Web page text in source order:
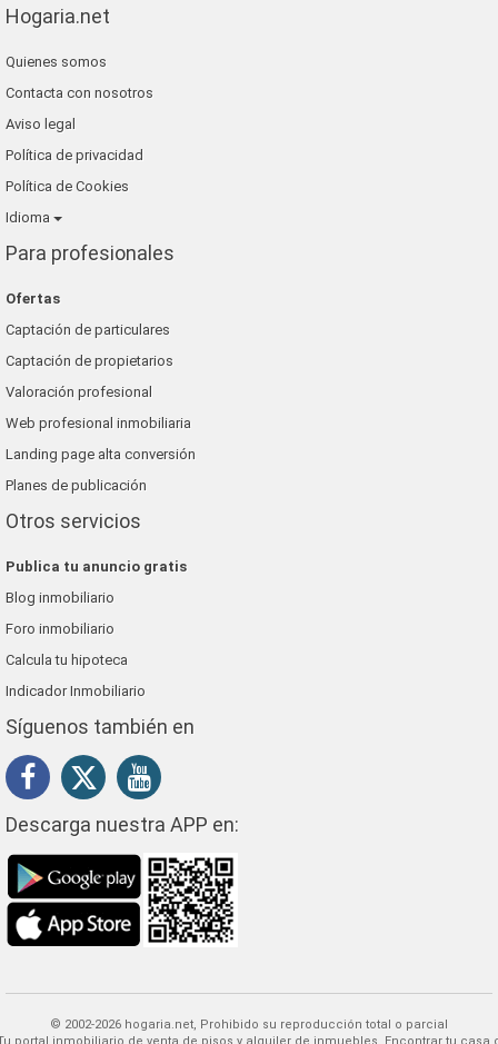
kapitalia inmobiliaria ontinyent
inmobiliaria chispa
romer playa inmobiliaria
Hogaria.net
Quienes somos
Contacta con nosotros
Aviso legal
Política de privacidad
Política de Cookies
Idioma
Para profesionales
Ofertas
Captación de particulares
Captación de propietarios
Valoración profesional
Web profesional inmobiliaria
Landing page alta conversión
Planes de publicación
Otros servicios
Publica tu anuncio gratis
Blog inmobiliario
Foro inmobiliario
Calcula tu hipoteca
Indicador Inmobiliario
Síguenos también en
Descarga nuestra APP en:
© 2002-2026 hogaria.net, Prohibido su reproducción total o parcial